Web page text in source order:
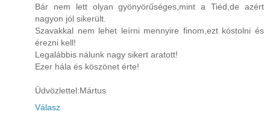
Bár nem lett olyan gyönyörűséges,mint a Tiéd,de azért
nagyon jól sikerült.
Szavakkal nem lehet leírni mennyire finom,ezt kóstolni és
érezni kell!
Legalábbis nálunk nagy sikert aratott!
Ezer hála és köszönet érte!
Üdvözlettel:Mártus
Válasz